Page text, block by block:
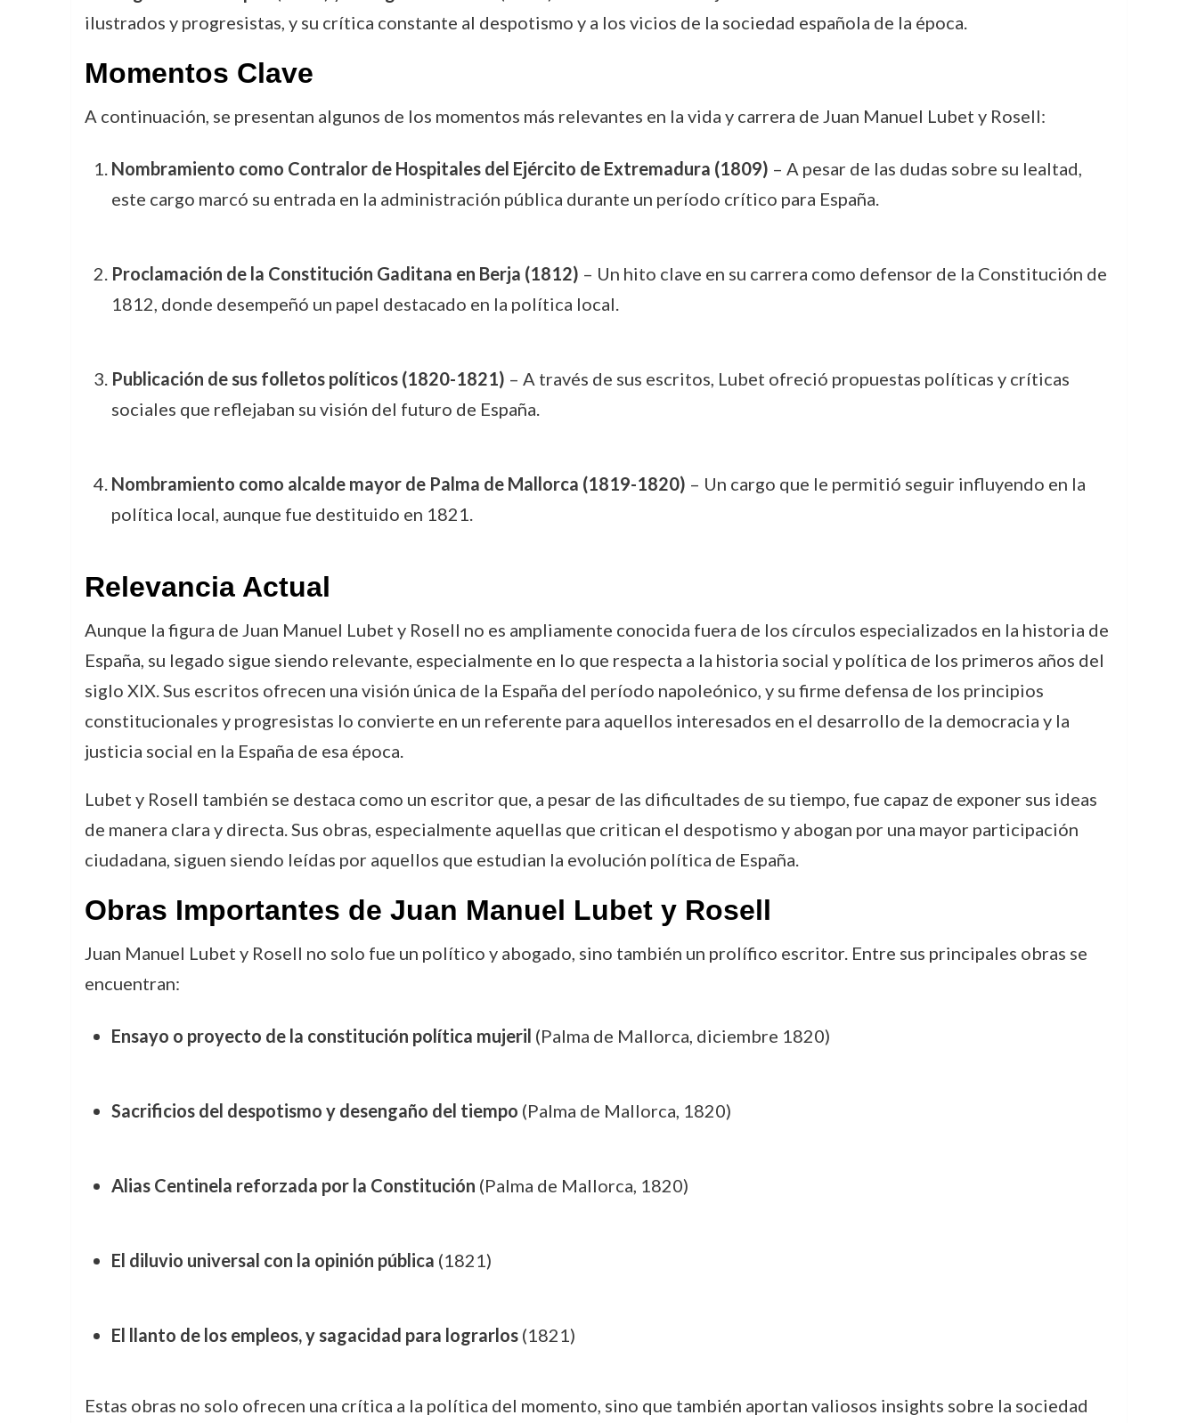
ilustrados y progresistas, y su crítica constante al despotismo y a los vicios de la sociedad española de la época.
Momentos Clave
A continuación, se presentan algunos de los momentos más relevantes en la vida y carrera de Juan Manuel Lubet y Rosell:
Nombramiento como Contralor de Hospitales del Ejército de Extremadura (1809) – A pesar de las dudas sobre su lealtad,
este cargo marcó su entrada en la administración pública durante un período crítico para España.
Proclamación de la Constitución Gaditana en Berja (1812) – Un hito clave en su carrera como defensor de la Constitución de
1812, donde desempeñó un papel destacado en la política local.
Publicación de sus folletos políticos (1820-1821) – A través de sus escritos, Lubet ofreció propuestas políticas y críticas
sociales que reflejaban su visión del futuro de España.
Nombramiento como alcalde mayor de Palma de Mallorca (1819-1820) – Un cargo que le permitió seguir influyendo en la
política local, aunque fue destituido en 1821.
Relevancia Actual
Aunque la figura de Juan Manuel Lubet y Rosell no es ampliamente conocida fuera de los círculos especializados en la historia de
España, su legado sigue siendo relevante, especialmente en lo que respecta a la historia social y política de los primeros años del
siglo XIX. Sus escritos ofrecen una visión única de la España del período napoleónico, y su firme defensa de los principios
constitucionales y progresistas lo convierte en un referente para aquellos interesados en el desarrollo de la democracia y la
justicia social en la España de esa época.
Lubet y Rosell también se destaca como un escritor que, a pesar de las dificultades de su tiempo, fue capaz de exponer sus ideas
de manera clara y directa. Sus obras, especialmente aquellas que critican el despotismo y abogan por una mayor participación
ciudadana, siguen siendo leídas por aquellos que estudian la evolución política de España.
Obras Importantes de Juan Manuel Lubet y Rosell
Juan Manuel Lubet y Rosell no solo fue un político y abogado, sino también un prolífico escritor. Entre sus principales obras se
encuentran:
Ensayo o proyecto de la constitución política mujeril (Palma de Mallorca, diciembre 1820)
Sacrificios del despotismo y desengaño del tiempo (Palma de Mallorca, 1820)
Alias Centinela reforzada por la Constitución (Palma de Mallorca, 1820)
El diluvio universal con la opinión pública (1821)
El llanto de los empleos, y sagacidad para lograrlos(1821)
Estas obras no solo ofrecen una crítica a la política del momento, sino que también aportan valiosos insights sobre la sociedad